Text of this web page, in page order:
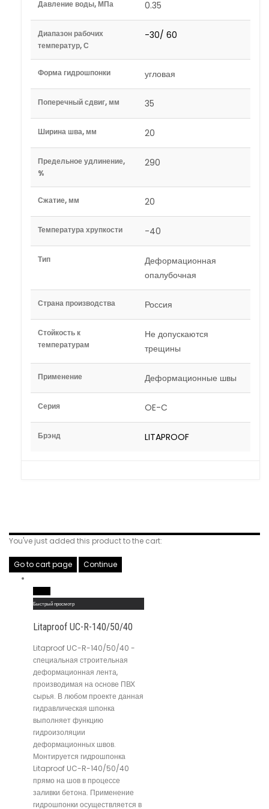
Давление воды, МПа 0.35
Диапазон рабочих
температур, С
-30/ 60
Форма гидрошпонки угловая
Поперечный сдвиг, мм 35
Ширина шва, мм 20
Предельное удлинение,
%
290
Сжатие, мм 20
Температура хрупкости -40
Тип
Деформационная
опалубочная
Страна производства Россия
Стойкость к
температурам
Не допускаются
трещины
Применение Деформационные швы
Серия OE-C
Брэнд LITAPROOF
You've just added this product to the cart:
Go to cart page Continue
Быстрый просмотр
Litaproof UC-R-140/50/40
Litaproof UC-R-140/50/40 -
специальная строительная
деформационная лента,
производимая на основе ПВХ
сырья. В любом проекте данная
гидравлическая шпонка
выполняет функцию
гидроизоляции
деформационных швов.
Монтируется гидрошпонка
Litaproof UC-R-140/50/40
прямо на шов в процессе
заливки бетона. Применение
гидрошпонки осуществляется в